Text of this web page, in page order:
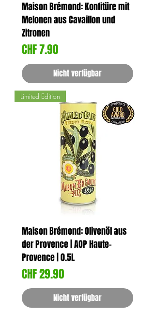
Maison Brémond: Konfitüre mit
Melonen aus Cavaillon und
Zitronen
Preis
CHF 7.90
Nicht verfügbar
Limited Edition
Maison Brémond: Olivenöl aus
der Provence | AOP Haute-
Provence | 0.5L
Preis
CHF 29.90
Nicht verfügbar